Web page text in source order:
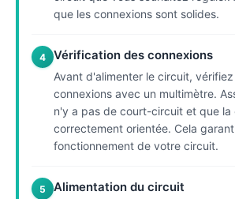
que les connexions sont solides.
4 Vérification des connexions
Avant d'alimenter le circuit,
connexions avec un multimètre.
n'y a pas de court-circuit et que la
correctement orientée. Cela
fonctionnement de votre circuit.
5 Alimentation du circuit